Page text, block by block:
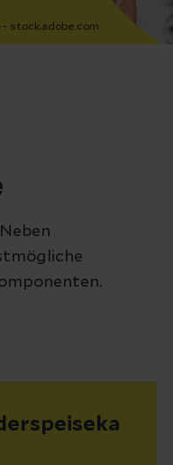
stock.adobe.com